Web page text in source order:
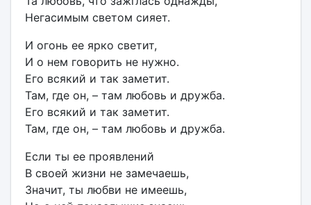
Негасимым светом сияет.
И огонь ее ярко светит,
И о нем говорить не нужно.
Его всякий и так заметит.
Там, где он, – там любовь и дружба.
Его всякий и так заметит.
Там, где он, – там любовь и дружба.
Если ты ее проявлений
В своей жизни не замечаешь,
Значит, ты любви не имеешь,